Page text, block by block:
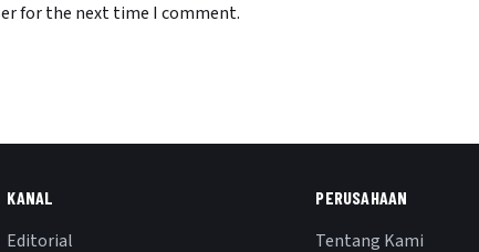
for the next time I comment.
KANAL
Editorial
PERUSAHAAN
Tentang Kami